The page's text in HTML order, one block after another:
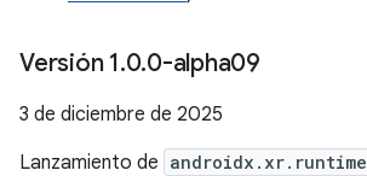
Versión 1.0.0-alpha09
3 de diciembre de 2025
Lanzamiento de